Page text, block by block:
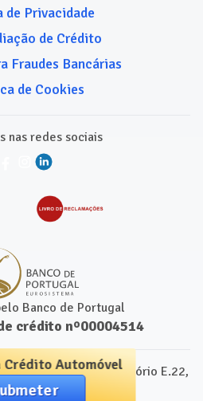
Crédito Automóvel
Privacidade
de Crédito
Fraudes Bancárias
de Cookies
Banco de Portugal
crédito nº00004514
nas redes sociais
Leap Centre, Escritório E.22,
Lisboa, Portugal